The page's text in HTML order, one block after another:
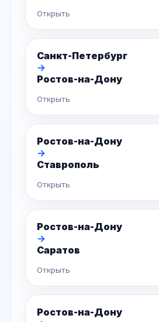
Открыть
Санкт-Петербург
→
Ростов-на-Дону
Открыть
Ростов-на-Дону
→
Ставрополь
Открыть
Ростов-на-Дону
→
Саратов
Открыть
Ростов-на-Дону